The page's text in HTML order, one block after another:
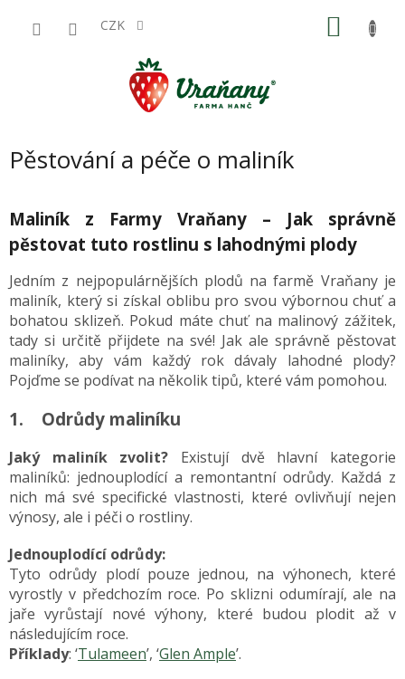
CZK
Pěstování a péče o maliník
Maliník z Farmy Vraňany – Jak správně
pěstovat tuto rostlinu s lahodnými plody
Jedním z nejpopulárnějších plodů na farmě Vraňany je
maliník, který si získal oblibu pro svou výbornou chuť a
bohatou sklizeň. Pokud máte chuť na malinový zážitek,
tady si určitě přijdete na své! Jak ale správně pěstovat
maliníky, aby vám každý rok dávaly lahodné plody?
Pojďme se podívat na několik tipů, které vám pomohou.
1. Odrůdy maliníku
Jaký maliník zvolit? Existují dvě hlavní kategorie
maliníků: jednouplodící a remontantní odrůdy. Každá z
nich má své specifické vlastnosti, které ovlivňují nejen
výnosy, ale i péči o rostliny.
Jednouplodící odrůdy:
Tyto odrůdy plodí pouze jednou, na výhonech, které
vyrostly v předchozím roce. Po sklizni odumírají, ale na
jaře vyrůstají nové výhony, které budou plodit až v
následujícím roce.
Příklady: ‘Tulameen’, ‘Glen Ample’.